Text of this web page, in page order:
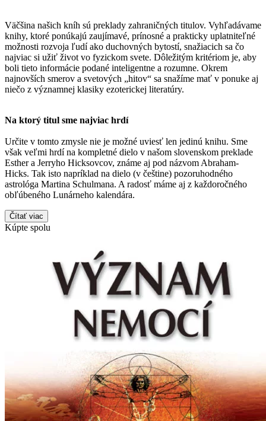
Väčšina našich kníh sú preklady zahraničných titulov. Vyhľadávame
knihy, ktoré ponúkajú zaujímavé, prínosné a prakticky uplatniteľné
možnosti rozvoja ľudí ako duchovných bytostí, snažiacich sa čo
najviac si užiť život vo fyzickom svete. Dôležitým kritériom je, aby
boli tieto informácie podané inteligentne a rozumne. Okrem
najnovších smerov a svetových „hitov“ sa snažíme mať v ponuke aj
niečo z významnej klasiky ezoterickej literatúry.
Na ktorý titul sme najviac hrdí
Určite v tomto zmysle nie je možné uviesť len jedinú knihu. Sme
však veľmi hrdí na kompletné dielo v našom slovenskom preklade
Esther a Jerryho Hicksovcov, známe aj pod názvom Abraham-
Hicks. Tak isto napríklad na dielo (v češtine) pozoruhodného
astrológa Martina Schulmana. A radosť máme aj z každoročného
obľúbeného Lunárneho kalendára.
Čítať viac
Kúpte spolu